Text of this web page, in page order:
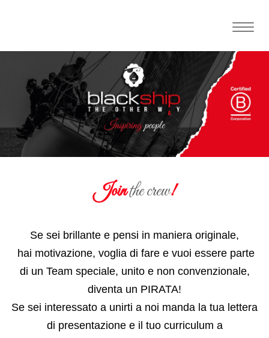
Toggle
Jointhe crew!
Se sei brillante e pensi in maniera originale,
hai motivazione, voglia di fare e vuoi essere parte
di un Team speciale, unito e non convenzionale,
diventa un PIRATA!
Se sei interessato a unirti a noi manda la tua lettera
di presentazione e il tuo curriculum a